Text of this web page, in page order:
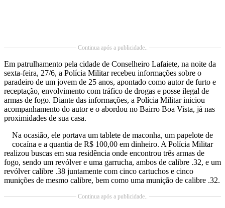
Continua após a publicidade..
Em patrulhamento pela cidade de Conselheiro Lafaiete, na noite da
sexta-feira, 27/6, a Polícia Militar recebeu informações sobre o
paradeiro de um jovem de 25 anos, apontado como autor de furto e
receptação, envolvimento com tráfico de drogas e posse ilegal de
armas de fogo. Diante das informações, a Polícia Militar iniciou
acompanhamento do autor e o abordou no Bairro Boa Vista, já nas
proximidades de sua casa.
Na ocasião, ele portava um tablete de maconha, um papelote de
cocaína e a quantia de R$ 100,00 em dinheiro. A Polícia Militar
realizou buscas em sua residência onde encontrou três armas de
fogo, sendo um revólver e uma garrucha, ambos de calibre .32, e um
revólver calibre .38 juntamente com cinco cartuchos e cinco
munições de mesmo calibre, bem como uma munição de calibre .32.
Continua após a publicidade..